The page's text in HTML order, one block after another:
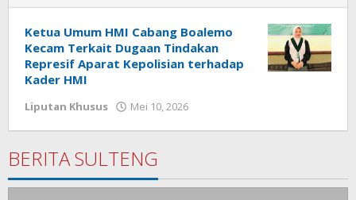
Ketua Umum HMI Cabang Boalemo
Kecam Terkait Dugaan Tindakan
Represif Aparat Kepolisian terhadap
Kader HMI
Liputan Khusus Mei 10, 2026
BERITA SULTENG